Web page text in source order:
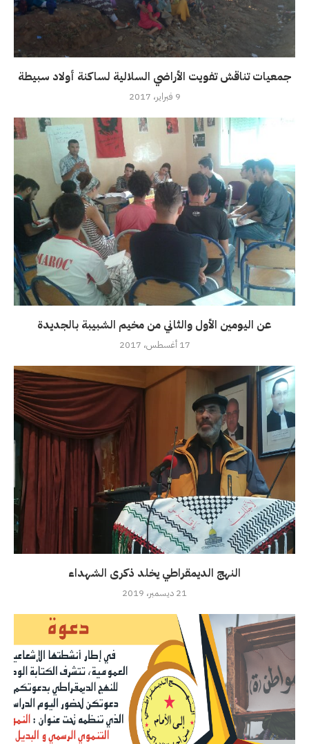
جمعيات تناقش تفويت الأراضي السلالية لساكنة أولاد سبيطة
9 فبراير، 2017
عن اليومين الأول والثاني من مخيم الشبيبة بالجديدة
17 أغسطس، 2017
النهج الديمقراطي يخلد ذكرى الشهداء
21 ديسمبر، 2019